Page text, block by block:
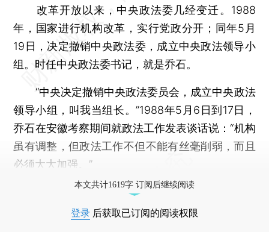
改革开放以来，中央政法委几经变迁。1988
年，国家进行机构改革，实行党政分开；同年5月
19日，决定撤销中央政法委，成立中央政法领导小
组。时任中央政法委书记，就是乔石。
“中央决定撤销中央政法委员会，成立中央政法
领导小组，叫我当组长。”1988年5月6日到17日，
乔石在安徽考察期间就政法工作发表谈话说：“机构
虽有调整，但政法工作不但不能有丝毫削弱，而且
必须大大加强。”
本文共计1619字 订阅后继续阅读
登录 后获取已订阅的阅读权限